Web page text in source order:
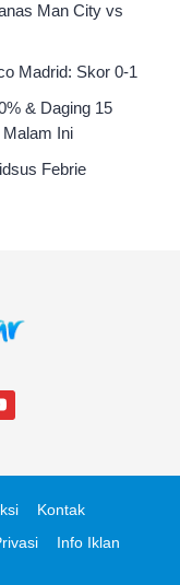
Man City vs
Madrid: Skor 0-1
& Daging 15
Ini
Febrie
Kontak
Info Iklan